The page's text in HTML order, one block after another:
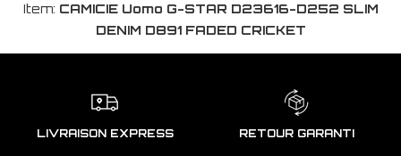
Item: CAMICIE Uomo G-STAR D23616-D252 SLIM
DENIM D891 FADED CRICKET
LIVRAISON EXPRESS RETOUR GARANTI